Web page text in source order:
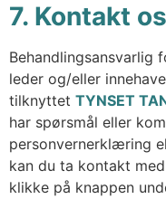
7. Kontakt
Behandlingsansvarlig
leder og/eller
tilknyttet TYNSET
har spørsmål eller
personvernerklæring
kan du ta kontakt
klikke på knappen